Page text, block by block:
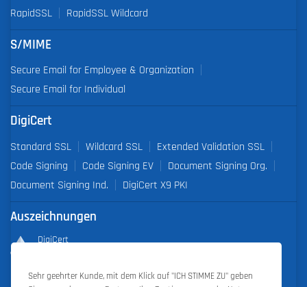
RapidSSL RapidSSL Wildcard
S/MIME
Secure Email for Employee & Organization
Secure Email for Individual
DigiCert
Standard SSL Wildcard SSL
Extended Validation SSL
Code Signing
Code Signing EV
Document Signing Org.
Document Signing Ind.
DigiCert X9 PKI
Auszeichnungen
DigiCert
Sehr geehrter Kunde, mit dem Klick auf "ICH STIMME ZU" geben